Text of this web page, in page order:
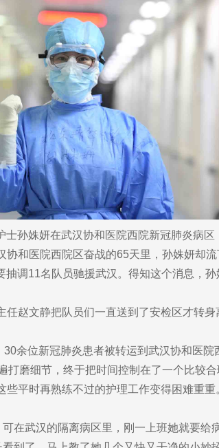
士孙姝妍在武汉协和医院西院新冠肺炎病区
医院西院区奋战的65天里，孙姝妍却流
11名队员驰援武汉。得知这个消息，孙
文静把队员们一直送到了安检区才转身
余位新冠肺炎患者被转运到武汉协和医院
磨细节，终于把时间控制在了一个比较合
时再熟练不过的护理工作变得困难重重
武汉的隔离病区里，刚一上班她就要给